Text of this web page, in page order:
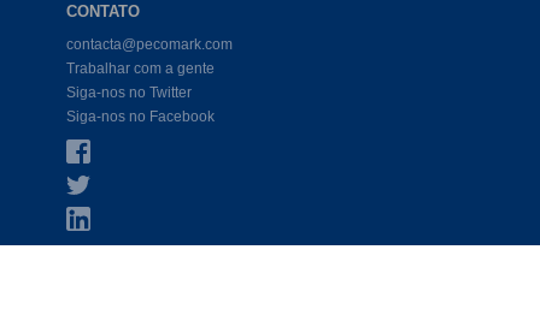
CONTATO
contacta@pecomark.com
Trabalhar com a gente
Siga-nos no Twitter
Siga-nos no Facebook